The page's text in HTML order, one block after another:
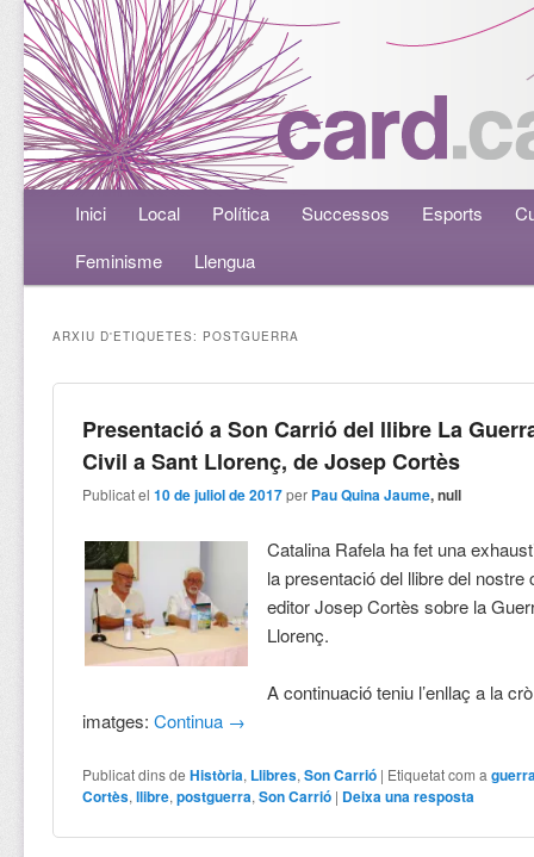
Menú principalAneu al contingut principal
Aneu al contingut secundari
Inici Local Política Successos Esports
Feminisme
Llengua
ARXIU D'ETIQUETES: POSTGUERRA
Presentació a Son Carrió del llibre La
Civil a Sant Llorenç, de Josep Cortès
Publicat el10 de juliol de 2017 per Pau Quina Jaume, null
Catalina Rafela ha fet una
la presentació del llibre del nostre
editor Josep Cortès sobre la
Llorenç.
A continuació teniu l’enllaç a la
imatges:Continua →
Publicat dins de Història, Llibres,Son Carrió | Etiquetat com a
Cortès,llibre,postguerra,Son Carrió | Deixa una resposta